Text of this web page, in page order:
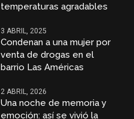
temperaturas agradables
3 ABRIL, 2025
Condenan a una mujer por
venta de drogas en el
barrio Las Américas
2 ABRIL, 2026
Una noche de memoria y
emoción: así se vivió la